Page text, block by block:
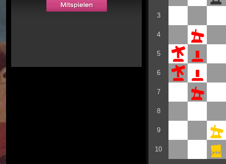
3
4
5
6
7
8
9
10